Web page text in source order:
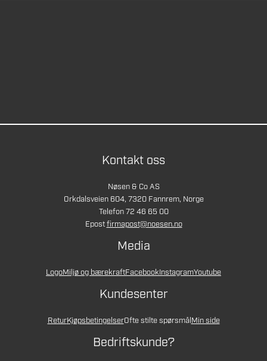
Kontakt oss
Nøsen & Co AS
Orkdalsveien 604, 7320 Fannrem, Norge
Telefon 72 46 65 00
Epostfirmapost@noesen.no
Media
LogoMiljø og bærekraftFacebookInstagramYoutube
Kundesenter
ReturKjøpsbetingelserOfte stilte spørsmålMin side
Bedriftskunde?